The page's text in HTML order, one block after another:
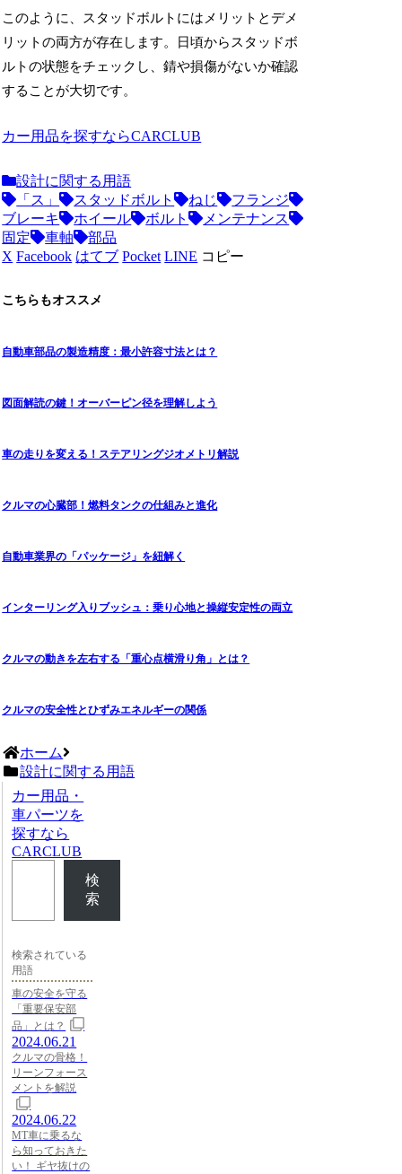
このように、スタッドボルトにはメリットとデメ
リットの両方が存在します。日頃からスタッドボ
ルトの状態をチェックし、錆や損傷がないか確認
することが大切です。
カー用品を探すならCARCLUB
設計に関する用語
「ス」
スタッドボルト ねじ
フランジ
ブレーキ
ホイール ボルト
メンテナンス
固定
車軸
部品
X Facebook はてブ Pocket LINE コピー
こちらもオススメ
自動車部品の製造精度：最小許容寸法とは？
図面解読の鍵！オーバーピン径を理解しよう
車の走りを変える！ステアリングジオメトリ解説
クルマの心臓部！燃料タンクの仕組みと進化
自動車業界の「パッケージ」を紐解く
インターリング入りブッシュ：乗り心地と操縦安定性の両立
クルマの動きを左右する「重心点横滑り角」とは？
クルマの安全性とひずみエネルギーの関係
ホーム
設計に関する用語
カー用品・
車パーツを
探すなら
CARCLUB
検
索
検索されている
用語
車の安全を守る
「重要保安部
品」とは？
2024.06.21
クルマの骨格！
リーンフォース
メントを解説
2024.06.22
MT車に乗るな
ら知っておきた
い！ ギヤ抜けの